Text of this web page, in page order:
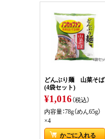
どんぶり麺 山菜そば
(4袋セット)
¥1,016（税込）
内容量：78g（めん65g）
×4
かごに入れる